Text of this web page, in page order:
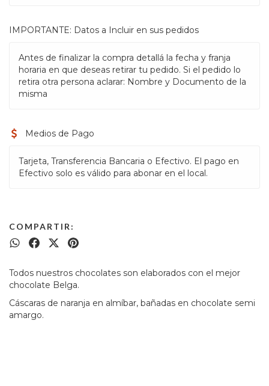
IMPORTANTE: Datos a Incluir en sus pedidos
Antes de finalizar la compra detallá la fecha y franja
horaria en que deseas retirar tu pedido. Si el pedido lo
retira otra persona aclarar: Nombre y Documento de la
misma
Medios de Pago
Tarjeta, Transferencia Bancaria o Efectivo. El pago en
Efectivo solo es válido para abonar en el local.
COMPARTIR:
Todos nuestros chocolates son elaborados con el mejor
chocolate Belga.
Cáscaras de naranja en almíbar, bañadas en chocolate semi
amargo.